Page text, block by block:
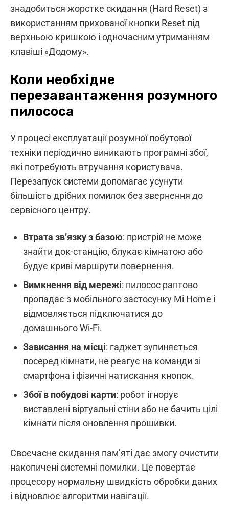
знадобиться жорстке скидання (Hard Reset) з
використанням прихованої кнопки Reset під
верхньою кришкою і одночасним утриманням
клавіші «Додому».
Коли необхідне
перезавантаження розумного
пилососа
У процесі експлуатації розумної побутової
техніки періодично виникають програмні збої,
які потребують втручання користувача.
Перезапуск системи допомагає усунути
більшість дрібних помилок без звернення до
сервісного центру.
Втрата зв’язку з базою: пристрій не може
знайти док-станцію, блукає кімнатою або
будує криві маршрути повернення.
Вимкнення від мережі: пилосос раптово
пропадає з мобільного застосунку Mi Home і
відмовляється підключатися до
домашнього Wi-Fi.
Зависання на місці: гаджет зупиняється
посеред кімнати, не реагує на команди зі
смартфона і фізичні натискання кнопок.
Збої в побудові карти: робот ігнорує
виставлені віртуальні стіни або не бачить цілі
кімнати після оновлення прошивки.
Своєчасне скидання пам’яті дає змогу очистити
накопичені системні помилки. Це повертає
процесору нормальну швидкість обробки даних
і відновлює алгоритми навігації.